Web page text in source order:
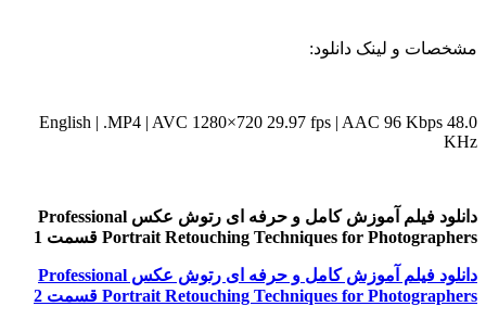
مشخصات و لینک دانلود:
English | .MP4 | AVC 1280×720 29.97 fps | AAC 96 Kbps 48.0
KHz
دانلود فیلم آموزش کامل و حرفه ای رتوش عکس Professional
Portrait Retouching Techniques for Photographers قسمت 1
دانلود فیلم آموزش کامل و حرفه ای رتوش عکس Professional
Portrait Retouching Techniques for Photographers قسمت 2